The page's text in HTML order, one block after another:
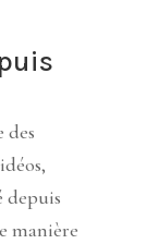
des
depuis
manière